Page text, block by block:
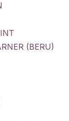
(BERU)